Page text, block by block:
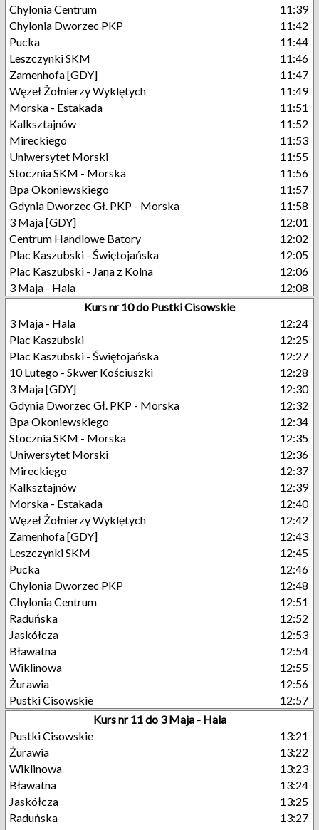
Chylonia Centrum
11:39
Chylonia Dworzec PKP
11:42
Pucka
11:44
Leszczynki SKM
11:46
Zamenhofa [GDY]
11:47
Węzeł Żołnierzy Wyklętych
11:49
Morska - Estakada
11:51
Kalksztajnów
11:52
Mireckiego
11:53
Uniwersytet Morski
11:55
Stocznia SKM - Morska
11:56
Bpa Okoniewskiego
11:57
Gdynia Dworzec Gł. PKP - Morska
11:58
3 Maja [GDY]
12:01
Centrum Handlowe Batory
12:02
Plac Kaszubski - Świętojańska
12:05
Plac Kaszubski - Jana z Kolna
12:06
3 Maja - Hala
12:08
Kurs nr 10 do Pustki Cisowskie
3 Maja - Hala
12:24
Plac Kaszubski
12:25
Plac Kaszubski - Świętojańska
12:27
10 Lutego - Skwer Kościuszki
12:28
3 Maja [GDY]
12:30
Gdynia Dworzec Gł. PKP - Morska
12:32
Bpa Okoniewskiego
12:34
Stocznia SKM - Morska
12:35
Uniwersytet Morski
12:36
Mireckiego
12:37
Kalksztajnów
12:39
Morska - Estakada
12:40
Węzeł Żołnierzy Wyklętych
12:42
Zamenhofa [GDY]
12:43
Leszczynki SKM
12:45
Pucka
12:46
Chylonia Dworzec PKP
12:48
Chylonia Centrum
12:51
Raduńska
12:52
Jaskółcza
12:53
Bławatna
12:54
Wiklinowa
12:55
Żurawia
12:56
Pustki Cisowskie
12:57
Kurs nr 11 do 3 Maja - Hala
Pustki Cisowskie
13:21
Żurawia
13:22
Wiklinowa
13:23
Bławatna
13:24
Jaskółcza
13:25
Raduńska
13:27